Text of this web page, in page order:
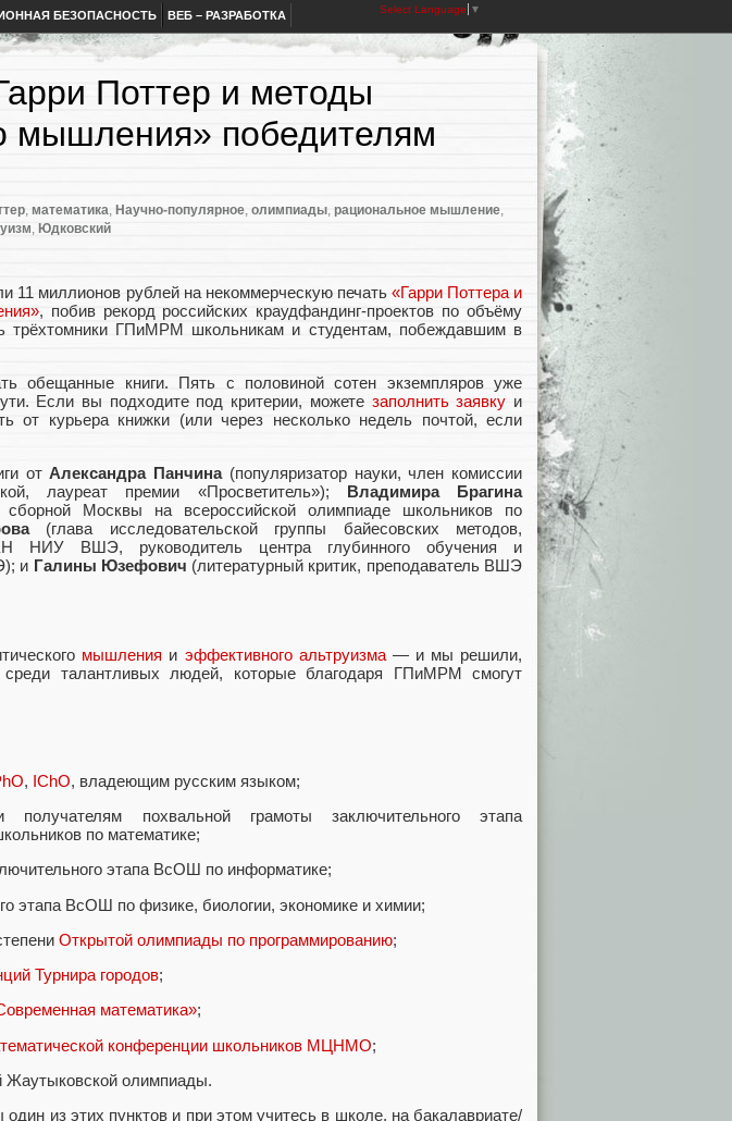
БЕЗОПАСНОСТЬ ВЕБ – РАЗРАБОТКА Select Language ▼
Поттер и методы
мышления» победителям
, математика, Научно-популярное, олимпиады, рациональное мышление,
, Юдковский
11 миллионов рублей на некоммерческую печать «Гарри Поттера и
, побив рекорд российских краудфандинг-проектов по объёму
трёхтомники ГПиМРМ школьникам и студентам, побеждавшим в
обещанные книги. Пять с половиной сотен экземпляров уже
Если вы подходите под критерии, можете заполнить заявку и
от курьера книжки (или через несколько недель почтой, если
отАлександра Панчина(популяризатор науки, член комиссии
лауреат премии «Просветитель»); Владимира Брагина
Москвы на всероссийской олимпиаде школьников по
(глава исследовательской группы байесовских методов,
НИУ ВШЭ, руководитель центра глубинного обучения и
и Галины Юзефович (литературный критик, преподаватель ВШЭ
мышления и эффективного альтруизма— и мы решили,
среди талантливых людей, которые благодаря ГПиМРМ смогут
, IChO, владеющим русским языком;
получателям похвальной грамоты заключительного этапа
по математике;
этапа ВсОШ по информатике;
этапа ВсОШ по физике, биологии, экономике и химии;
Открытой олимпиады по программированию;
Турнира городов;
математика»;
конференции школьников МЦНМО;
олимпиады.
из этих пунктов и при этом учитесь в школе, на бакалавриате/